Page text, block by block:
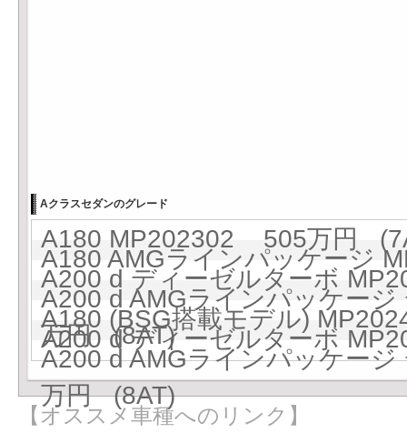
Aクラスセダンのグレード
A180 MP202302 505万円
A180 AMGラインパッケージ
A200 d ディーゼルターボ
A200 d AMGラインパッケー
万円 (8AT)
A180 (BSG搭載モデル)
A200 d ディーゼルターボ
A200 d AMGラインパッケー
万円 (8AT)
【オススメ車種へのリンク】